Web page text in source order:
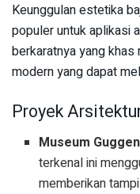
Keunggulan estetika
populer untuk aplikasi
berkaratnya yang
modern yang dapat
Proyek
Museum
terkenal ini
memberikan